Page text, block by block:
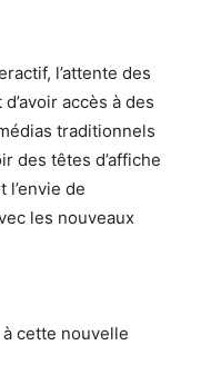
l’attente des
accès à des
traditionnels
des têtes d’affiche
de
les nouveaux
cette nouvelle